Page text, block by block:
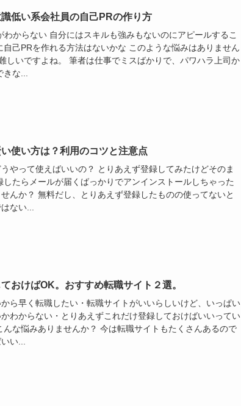
識低い系会社員の自己PRの作り方
わからない 自分にはスキルも強みもないのにアピールするこ
自己PRを作れる方法はないかな このような悩みはありません
しいですよね。 筆者は仕事でミスばかりで、パワハラ上司か
な...
使い方は？利用のコツと注意点
やって使えばいいの？ とりあえず登録してみたけどそのま
したらメールが届くばっかりでアンインストールしちゃった
んか？ 無料だし、とりあえず登録したものの使ってないと
ない...
おけばOK。おすすめ転職サイト２選。
から早く転職したい・転職サイトがいいらしいけど、いっぱい
わからない・とりあえずこれだけ登録しておけばいいってい
んな悩みありませんか？ 今は転職サイトもたくさんあるので
い...